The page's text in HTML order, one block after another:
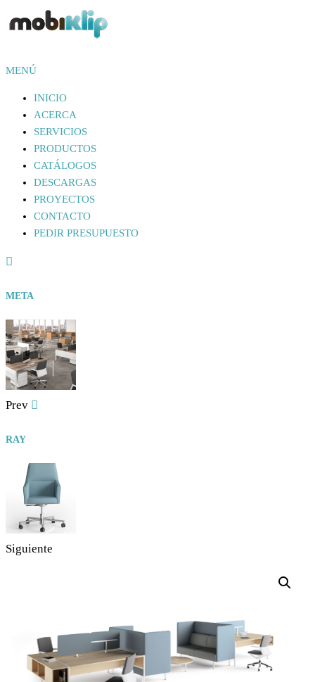
Saltar
al
MOBIKLIP
Mobiliario Industrial
MENÚ
INICIO
ACERCA
SERVICIOS
PRODUCTOS
CATÁLOGOS
DESCARGAS
PROYECTOS
CONTACTO
PEDIR PRESUPUESTO
META
Prev
RAY
Siguiente